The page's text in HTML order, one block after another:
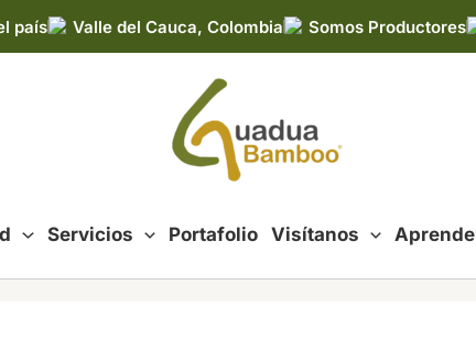
país Valle del Cauca, Colombia Somos Productores
Servicios Portafolio Visítanos Aprende